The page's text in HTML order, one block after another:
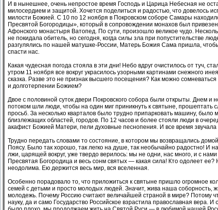
И в нынешнее, очень непростое время Господь и Царица Небесная не
милосердием и защитой. Хочется поделиться и радостью, что довелось
милости Божией. С 10 по 12 ноября в Покровском соборе Самары
Пресвятой Богородицы», который в сопровождении монахов был
Афонского монастыря Ватопед. По сути, произошло великое чудо.
не покидала обитель, но сегодня, когда силы зла при попустительстве
разгулялись по нашей матушке-России, Матерь Божия Сама пришла,
спасти нас.
Какая чудесная погода стояла в эти дни! Небо вдруг очистилось от туч,
утром 11 ноября все вокруг украсилось узорными картинами снежного
сказка. Разве это не признак высшего посещения? Как можно
и долготерпении Божием?
Двое с половиной суток двери Покровского собора были открыты. Днем и
потоком шли люди, чтобы на один миг приникнуть к святыне, прошептать
просьб. За несколько кварталов было трудно припарковать машину, было
близлежащих областей, городов. По 12 часов и более стояли люди в
акафист Божией Матери, пели духовные песнопения. И все время звучала
Трудно передать словами то состояние, в котором мы возвращались
Поясу. Было так хорошо, так легко на душе, так необычайно радостно! И
лжи, царящей вокруг, уже твердо верилось: мы не одни, нас много, и с
Пресвятая Богородица и весь сонм святых — какая сила! Кто одолеет ее?
неодолима. Ею держится весь мир, вся вселенная.
Особенно порадовало то, что приложиться к святыне пришло огромное
семей с детьми и просто молодых людей. Значит, жива наша соборность,
молодежь. Почему Россию считают величайшей страной в мире? Потому
науку, да и само Государство Российское взрастила православная вера. И